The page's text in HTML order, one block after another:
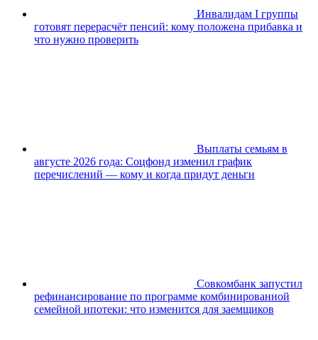
Инвалидам I группы
готовят перерасчёт пенсий: кому положена прибавка и
что нужно проверить
Выплаты семьям в
августе 2026 года: Соцфонд изменил график
перечислений — кому и когда придут деньги
Совкомбанк запустил
рефинансирование по программе комбинированной
семейной ипотеки: что изменится для заемщиков